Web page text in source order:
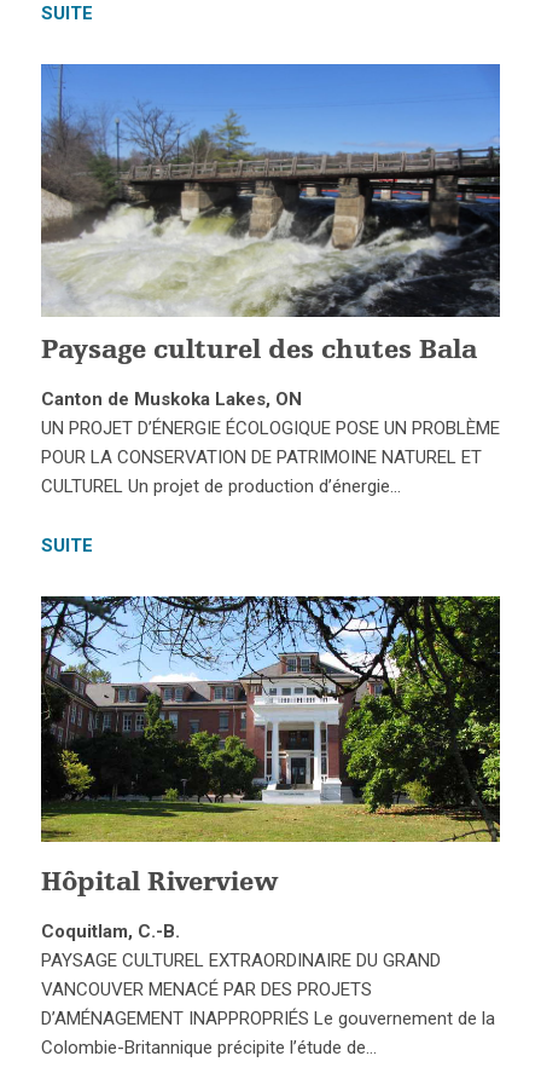
SUITE
Paysage culturel des chutes Bala
Canton de Muskoka Lakes, ON
UN PROJET D’ÉNERGIE ÉCOLOGIQUE POSE UN PROBLÈME
POUR LA CONSERVATION DE PATRIMOINE NATUREL ET
CULTUREL Un projet de production d’énergie…
SUITE
Hôpital Riverview
Coquitlam, C.-B.
PAYSAGE CULTUREL EXTRAORDINAIRE DU GRAND
VANCOUVER MENACÉ PAR DES PROJETS
D’AMÉNAGEMENT INAPPROPRIÉS Le gouvernement de la
Colombie-Britannique précipite l’étude de…